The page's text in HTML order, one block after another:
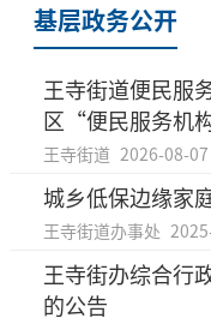
基层政务公开
王寺街道便民
区“便民服务机
王寺街道 2026-08-07
城乡低保边缘家
王寺街道办事处
王寺街办综合行
的公告